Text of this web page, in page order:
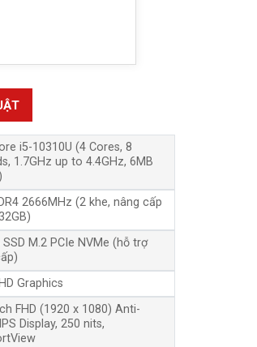
i5-10310U (4 Cores, 8
1.7GHz up to 4.4GHz, 6MB
2666MHz (2 khe, nâng cấp
SSD M.2 PCIe NVMe (hỗ trợ
Graphics
FHD (1920 x 1080) Anti-
Display, 250 nits,